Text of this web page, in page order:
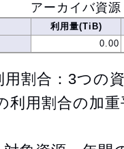
アーカイバ資源
利用量(TiB)
0.00
割合：3つの
利用割合の加重